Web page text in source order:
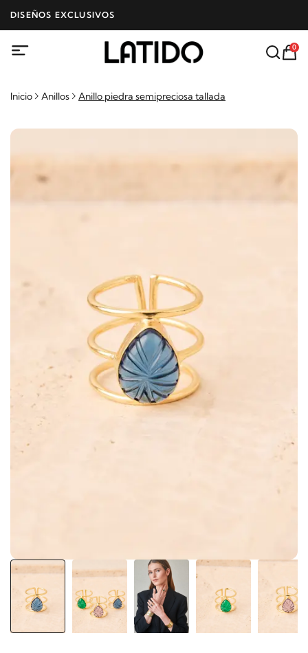
DISEÑOS EXCLUSIVOS
0
Inicio Anillos Anillo piedra semipreciosa tallada